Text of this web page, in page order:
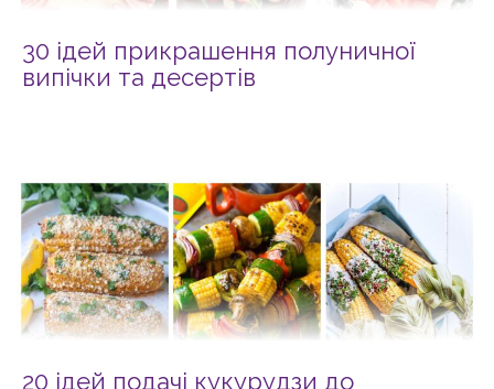
30 ідей прикрашення полуничної
випічки та десертів
20 ідей подачі кукурудзи до